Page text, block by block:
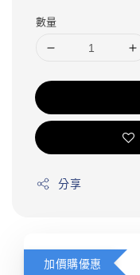
數量
分享
加價購優惠